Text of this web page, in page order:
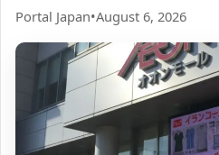
Portal Japan•August 6, 2026